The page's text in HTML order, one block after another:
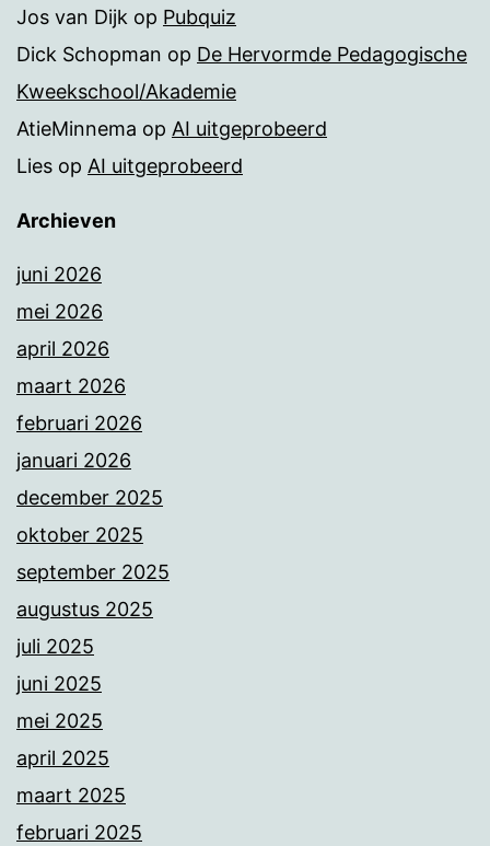
Jos van Dijk op Pubquiz
Dick Schopman op De Hervormde Pedagogische
Kweekschool/Akademie
AtieMinnema op AI uitgeprobeerd
Lies op AI uitgeprobeerd
Archieven
juni 2026
mei 2026
april 2026
maart 2026
februari 2026
januari 2026
december 2025
oktober 2025
september 2025
augustus 2025
juli 2025
juni 2025
mei 2025
april 2025
maart 2025
februari 2025